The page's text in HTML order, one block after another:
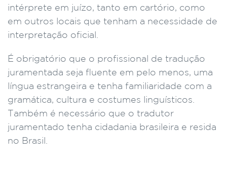
intérprete em juízo, tanto em cartório, como
em outros locais que tenham a necessidade de
interpretação oficial.
É obrigatório que o profissional de tradução
juramentada seja fluente em pelo menos, uma
língua estrangeira e tenha familiaridade com a
gramática, cultura e costumes linguísticos.
Também é necessário que o tradutor
juramentado tenha cidadania brasileira e resida
no Brasil.